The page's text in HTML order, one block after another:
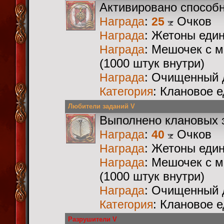
Активировано
Награда: 25 Очков
Награда: Жетоны
Награда: Мешочек с
(1000 штук внутри)
Награда: Очищенный
Категория: Клановое
Любители заданий V
Выполнено клановых
Награда: 40 Очков
Награда: Жетоны
Награда: Мешочек с
(1000 штук внутри)
Награда: Очищенный
Категория: Клановое
Разрушители V